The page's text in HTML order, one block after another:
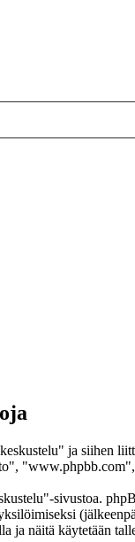
ja siihen
sivustoa.
ja näitä käytetään